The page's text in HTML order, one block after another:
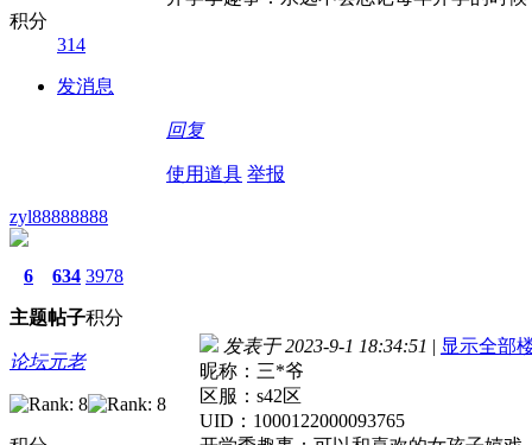
积分
314
发消息
回复
使用道具 举报
zyl88888888
6
主题
634
帖子
3978
积分
论坛元老
发表于 2023-9-1 18:34:51 | 显示全部
昵称：三*爷
区服：s42区
UID：1000122000093765